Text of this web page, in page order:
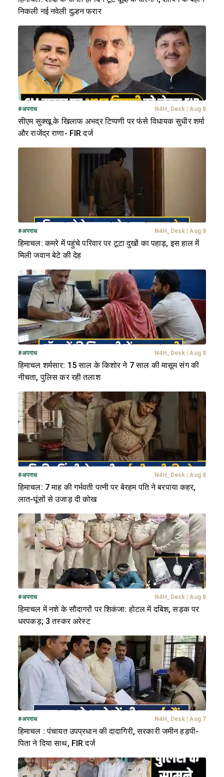
निकली नई नवेली दुल्हन फरार
#अपराध N4H_Desk Aug 8
सीएम सुक्खू के खिलाफ अभद्र टिप्पणी पर फंसे विधायक सुधीर शर्मा
और राजेंद्र राणा- FIR दर्ज
#अपराध N4H_Desk Aug 8
हिमाचल: कमरे में पहुंचे परिवार पर टूटा दुखों का पहाड़, इस हाल में
मिली जवान बेटे की देह
#अपराध N4H_Desk Aug 8
हिमाचल शर्मसार: 15 साल के किशोर ने 7 साल की मासूम संग की
नीचता, पुलिस कर रही तलाश
#अपराध N4H_Desk Aug 8
हिमाचल: 7 माह की गर्भवती पत्नी पर बेरहम पति ने बरपाया कहर,
लात-घूंसों से उजाड़ दी कोख
#अपराध N4H_Desk Aug 8
हिमाचल में नशे के सौदागरों पर शिकंजा: होटल में दबिश, सड़क पर
धरपकड़; 3 तस्कर अरेस्ट
#अपराध N4H_Desk Aug 7
हिमाचल : पंचायत उपप्रधान की दादागिरी, सरकारी जमीन हड़पी-
पिता ने दिया साथ, FIR दर्ज